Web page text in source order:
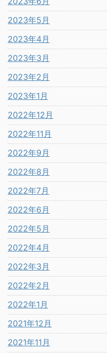
2023年5月
2023年4月
2023年3月
2023年2月
2023年1月
2022年12月
2022年11月
2022年9月
2022年8月
2022年7月
2022年6月
2022年5月
2022年4月
2022年3月
2022年2月
2022年1月
2021年12月
2021年11月